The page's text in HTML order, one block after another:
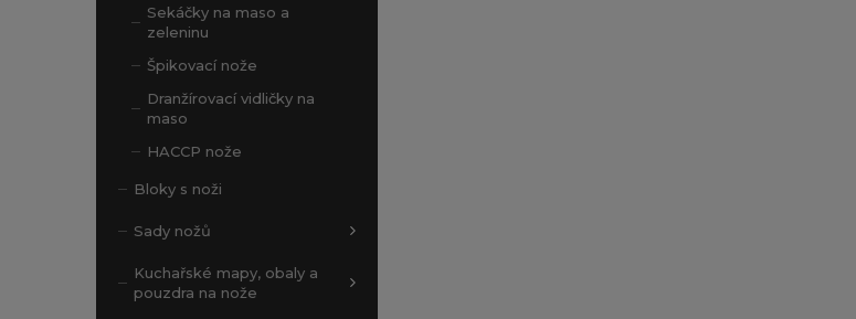
Sekáčky na maso a
zeleninu
Špikovací nože
Dranžírovací vidličky na
maso
HACCP nože
Bloky s noži
Sady nožů
Kuchařské mapy, obaly a
pouzdra na nože